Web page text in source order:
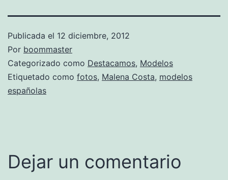
Publicada el 12 diciembre, 2012
Por boommaster
Categorizado como Destacamos, Modelos
Etiquetado como fotos, Malena Costa, modelos
españolas
Dejar un comentario